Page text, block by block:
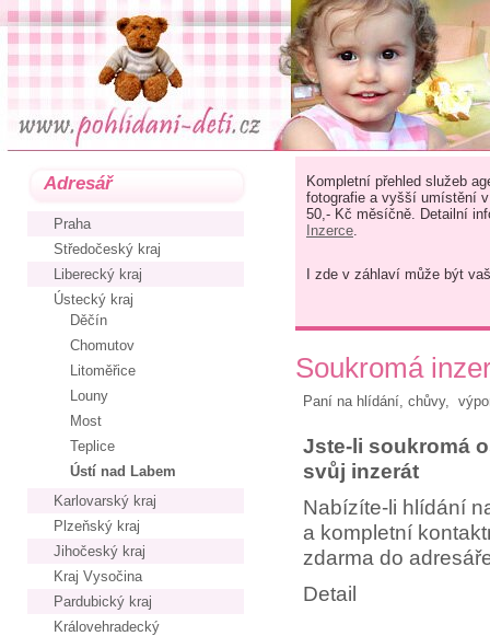
Adresář
Praha
Středočeský kraj
Liberecký kraj
Ústecký kraj
Děčín
Chomutov
Litoměřice
Louny
Most
Teplice
Ústí nad Labem
Karlovarský kraj
Plzeňský kraj
Jihočeský kraj
Kraj Vysočina
Pardubický kraj
Královehradecký
Kompletní přehled služeb
fotografie a vyšší umístění
50,- Kč měsíčně. Detailní
Inzerce.
I zde v záhlaví může být
Soukromá
Paní na hlídání, chůvy,
Jste-li soukromá
svůj inzerát
Nabízíte-li hlídání
a kompletní
zdarma do
Detail